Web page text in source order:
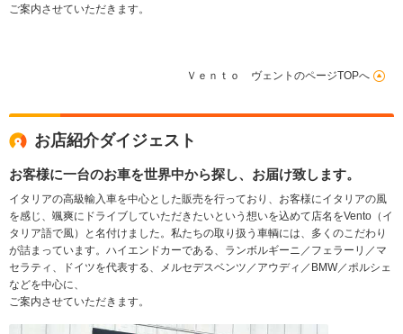
ご案内させていただきます。
Ｖｅｎｔｏ ヴェントのページTOPへ
お店紹介ダイジェスト
お客様に一台のお車を世界中から探し、お届け致します。
イタリアの高級輸入車を中心とした販売を行っており、お客様にイタリアの風
を感じ、颯爽にドライブしていただきたいという想いを込めて店名をVento（イ
タリア語で風）と名付けました。私たちの取り扱う車輌には、多くのこだわり
が詰まっています。ハイエンドカーである、ランボルギーニ／フェラーリ／マ
セラティ、ドイツを代表する、メルセデスベンツ／アウディ／BMW／ポルシェ
などを中心に、
ご案内させていただきます。